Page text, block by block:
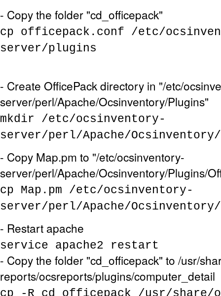
- Copy the folder "cd_officepack"
cp officepack.conf /etc/
server/plugins
- Create OfficePack directory in "/etc/
server/perl/Apache/Ocsinventory/Plugins"
mkdir /etc/ocsinventory-
server/perl/Apache/
- Copy Map.pm to "/etc/ocsinventory-
server/perl/Apache/Ocsinventory/Plugins/
cp Map.pm /etc/ocsinventory-
server/perl/Apache/
- Restart apache
service apache2 restart
- Copy the folder "cd_officepack" to /usr/
reports/ocsreports/plugins/computer_detail